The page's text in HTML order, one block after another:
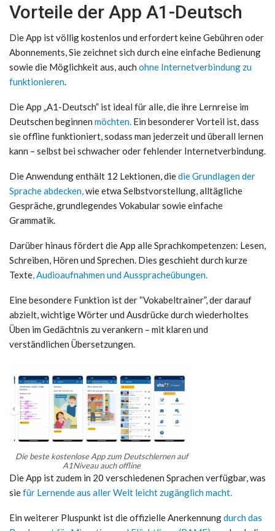
Vorteile der App A1-Deutsch
Die App ist völlig kostenlos und erfordert keine Gebühren oder
Abonnements, Sie zeichnet sich durch eine einfache Bedienung
sowie die Möglichkeit aus, auch ohne Internetverbindung zu
funktionieren.
Die App „A1-Deutsch” ist ideal für alle, die ihre Lernreise im
Deutschen beginnen möchten. Ein besonderer Vorteil ist, dass
sie offline funktioniert, sodass man jederzeit und überall lernen
kann – selbst bei schwacher oder fehlender Internetverbindung.
Die Anwendung enthält 12 Lektionen, diedie Grundlagen der
Sprache abdecken,wie etwa Selbstvorstellung, alltägliche
Gespräche, grundlegendes Vokabular sowie einfache
Grammatik.
Darüber hinaus fördert die App alle Sprachkompetenzen: Lesen,
Schreiben, Hören und Sprechen. Dies geschieht durch kurze
Texte, Audioaufnahmen und Ausspracheübungen.
Eine besondere Funktion ist der “Vokabeltrainer”, der darauf
abzielt, wichtige Wörter und Ausdrücke durch wiederholtes
Üben im Gedächtnis zu verankern – mit klaren und
verständlichen Übersetzungen.
Die beste kostenlose App zum Deutschlernen auf
A1Niveau auch offline
Die App ist zudem in 20 verschiedenen Sprachen verfügbar, was
siefür Lernende aus aller Welt leicht zugänglich macht.
Ein weiterer Pluspunkt ist die offizielle Anerkennungdurch das